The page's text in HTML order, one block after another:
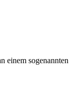
einem sogenannten